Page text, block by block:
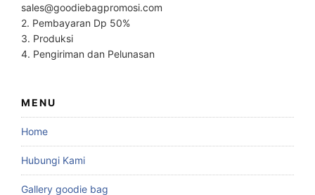
sales@goodiebagpromosi.com
2. Pembayaran Dp 50%
3. Produksi
4. Pengiriman dan Pelunasan
MENU
Home
Hubungi Kami
Gallery goodie bag